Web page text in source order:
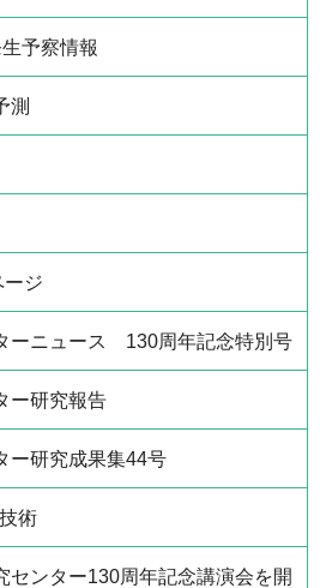
予察情報
測
ージ
ーニュース 130周年記念特別号
ー研究報告
ー研究成果集44号
術
センター130周年記念講演会を開